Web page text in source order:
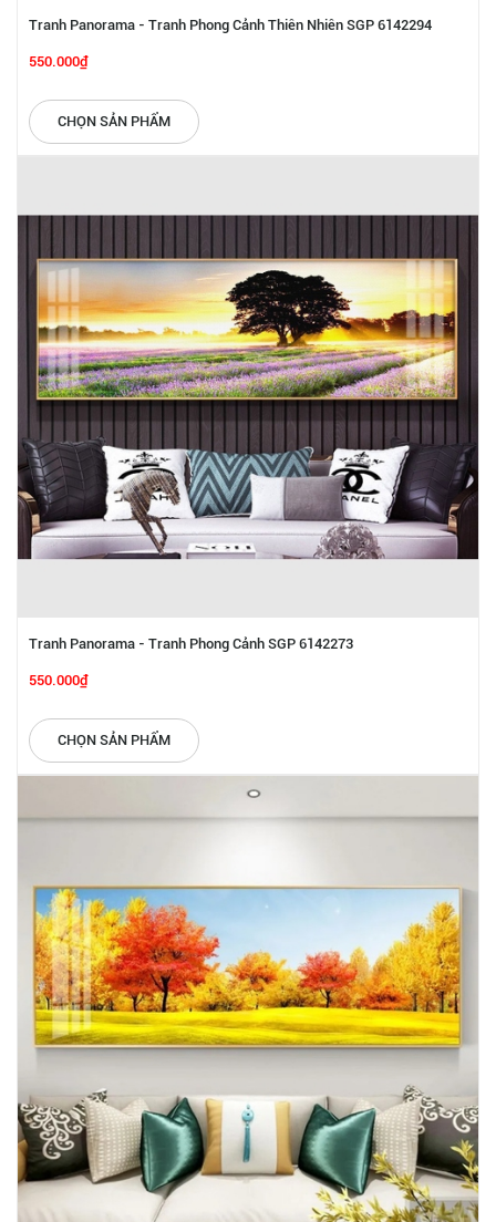
Tranh Panorama - Tranh Phong Cảnh Thiên Nhiên SGP 6142294
550.000₫
CHỌN SẢN PHẨM
Tranh Panorama - Tranh Phong Cảnh SGP 6142273
550.000₫
CHỌN SẢN PHẨM